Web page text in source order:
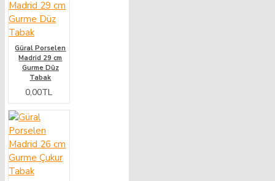
Güral Porselen
Madrid 29 cm
Gurme Düz
Tabak
0,00TL